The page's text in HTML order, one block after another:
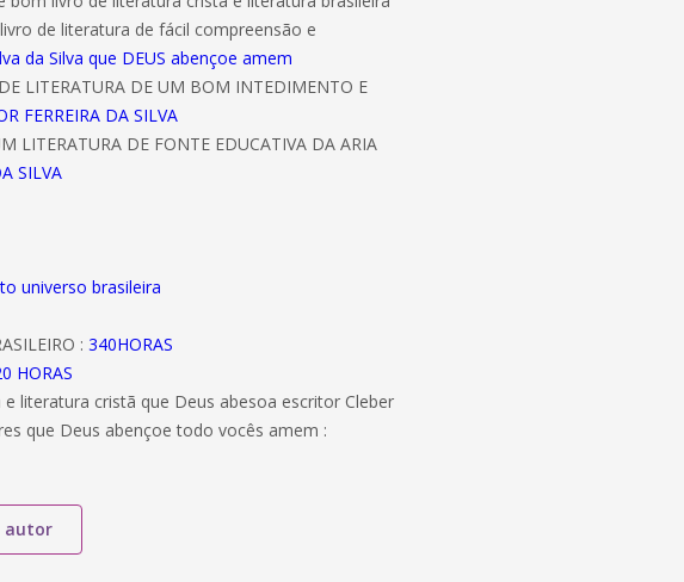
de literatura de fácil compreensão e
da Silva que DEUS abençoe amem
LITERATURA DE UM BOM INTEDIMENTO E
FERREIRA DA SILVA
LITERATURA DE FONTE EDUCATIVA DA ARIA
SILVA
universo brasileira
:340HORAS
HORAS
literatura cristã que Deus abesoa escritor Cleber
que Deus abençoe todo vocês amem :
autor